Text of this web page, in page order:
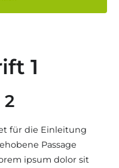
1
für die Einleitung
Passage
ipsum dolor sit